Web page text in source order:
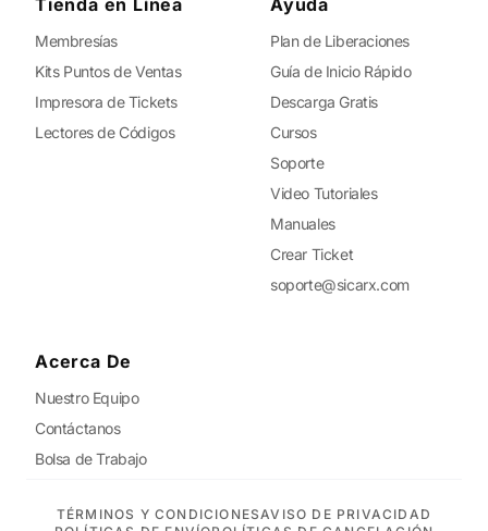
Membresías
Kits Puntos de Ventas
Impresora de Tickets
Lectores de Códigos
Plan de Liberaciones
Guía de Inicio Rápido
Descarga Gratis
Cursos
Soporte
Video Tutoriales
Manuales
Crear Ticket
soporte@sicarx.com
Acerca De
Nuestro Equipo
Contáctanos
Bolsa de Trabajo
TÉRMINOS Y CONDICIONESAVISO DE PRIVACIDAD